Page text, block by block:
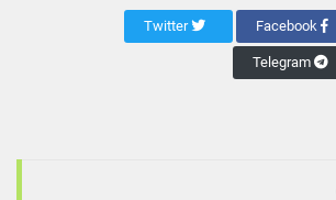
Facebook
Twitter
Telegram